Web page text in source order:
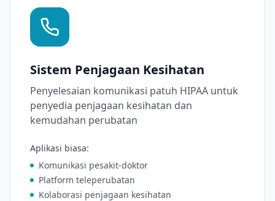
Sistem Penjagaan Kesihatan
Penyelesaian komunikasi patuh HIPAA untuk
penyedia penjagaan kesihatan dan
kemudahan perubatan
Aplikasi biasa:
Komunikasi pesakit-doktor
Platform teleperubatan
Kolaborasi penjagaan kesihatan